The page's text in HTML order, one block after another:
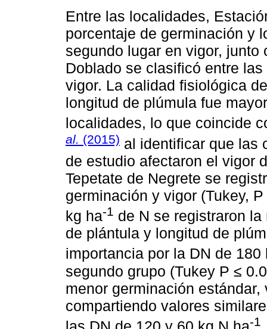
Entre las localidades,
porcentaje de germinación y
segundo lugar en vigor,
Doblado se clasificó entre
vigor. La calidad fisiológica
longitud de plúmula fue
localidades, lo que coincide
al. (2015) al identificar que las
de estudio afectaron el vigor
Tepetate de Negrete se
germinación y vigor (Tukey,
kg ha-1 de N se registraron
de plántula y longitud de
importancia por la DN de 180
segundo grupo (Tukey P ≤
menor germinación
compartiendo valores
-1